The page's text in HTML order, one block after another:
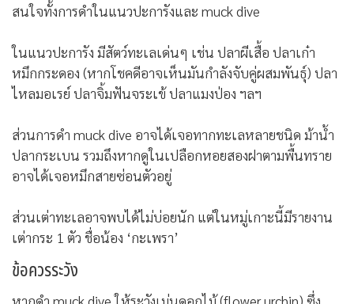
สนใจทั้งการดำในแนวปะการังและ muck dive
ในแนวปะการัง มีสัตว์ทะเลเด่นๆ เช่น ปลาผีเสื้อ ปลาเก๋า
หมึกกระดอง (หากโชคดีอาจเห็นมันกำลังจับคู่ผสมพันธุ์) ปลา
ไหลมอเรย์ ปลาจิ้มฟันจระเข้ ปลาแมงป่อง ฯลฯ
ส่วนการดำ muck dive อาจได้เจอทากทะเลหลายชนิด ม้าน้ำ
ปลากระเบน รวมถึงหากดูในเปลือกหอยสองฝาตามพื้นทราย
อาจได้เจอหมึกสายซ่อนตัวอยู่
ส่วนเต่าทะเลอาจพบได้ไม่บ่อยนัก แต่ในหมู่เกาะนี้มีรายงาน
เต่ากระ 1 ตัว ชื่อน้อง ‘กะเพรา’
ข้อควรระวัง
หากดำ muck dive ให้ระวังเม่นดอกไม้ (flower urchin) ซึ่ง